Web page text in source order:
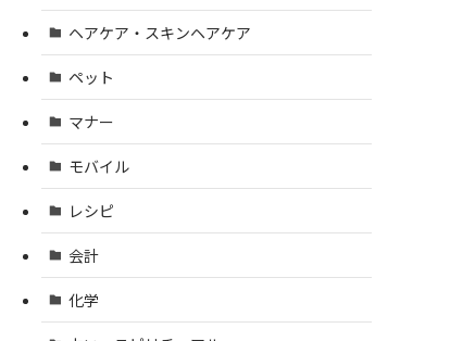
ヘアケア・スキンヘアケア
ペット
マナー
モバイル
レシピ
会計
化学